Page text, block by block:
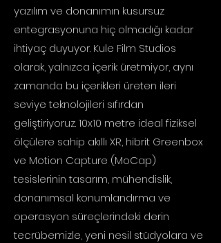
yazılım ve donanımın kusursuz
entegrasyonuna hiç olmadığı kadar
ihtiyaç duyuyor. Kule Film Studios
olarak, yalnızca içerik üretmiyor, aynı
zamanda bu içerikleri üreten ileri
seviye teknolojileri sıfırdan
geliştiriyoruz. 10x10 metre ideal fiziksel
ölçülere sahip akıllı XR, hibrit Greenbox
ve Motion Capture (MoCap)
tesislerinin tasarım, mühendislik,
donanımsal konumlandırma ve
operasyon süreçlerindeki derin
tecrübemizle, yeni nesil stüdyolara ve